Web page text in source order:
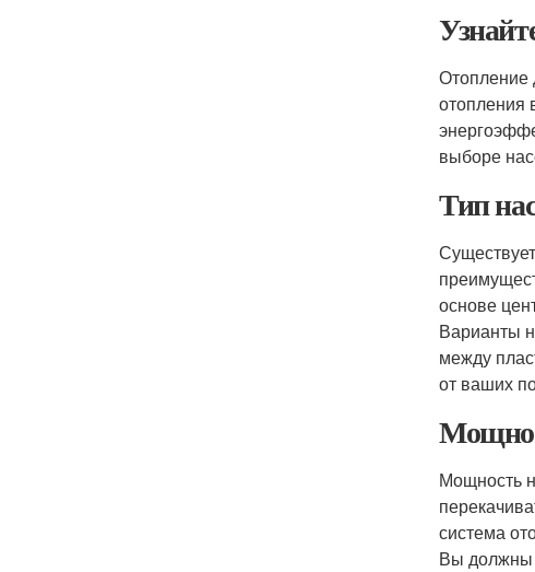
Отопление
отопления
выборе
Тип
основе
Варианты
между
от ваших
Мощность
система
Вы должны